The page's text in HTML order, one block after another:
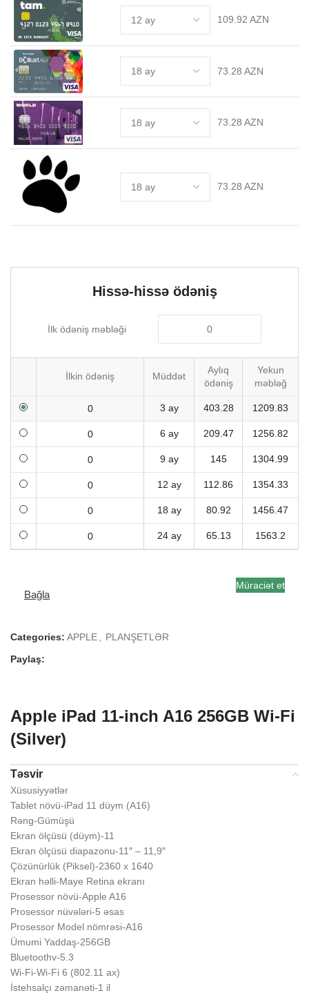
109.92 AZN
73.28 AZN
73.28 AZN
73.28 AZN
Hissə-hissə ödəniş
İlk ödəniş məbləği
İlkin ödəniş Müddət
Aylıq
ödəniş
Yekun
məbləğ
3 ay 403.28 1209.83
6 ay 209.47 1256.82
9 ay 145 1304.99
12 ay 112.86 1354.33
18 ay 80.92 1456.47
24 ay 65.13 1563.2
Bağla
Müraciət et
Categories: APPLE, PLANŞETLƏR
Paylaş:
Apple iPad 11-inch A16 256GB Wi-Fi
(Silver)
Təsvir
Xüsusiyyətlər
Tablet növü-iPad 11 düym (A16)
Rəng-Gümüşü
Ekran ölçüsü (düym)-11
Ekran ölçüsü diapazonu-11″ – 11,9″
Çözünürlük (Piksel)-2360 x 1640
Ekran həlli-Maye Retina ekranı
Prosessor növü-Apple A16
Prosessor nüvələri-5 əsas
Prosessor Model nömrəsi-A16
Ümumi Yaddaş-256GB
Bluetoothv-5.3
Wi-Fi-Wi-Fi 6 (802.11 ax)
İstehsalçı zəmanəti-1 il